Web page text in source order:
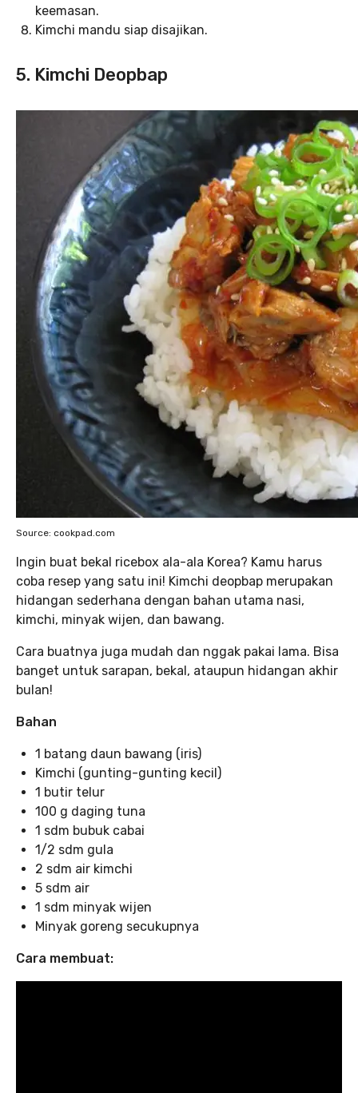
keemasan.
Kimchi mandu siap disajikan.
5. Kimchi Deopbap
Source: cookpad.com
Ingin buat bekal ricebox ala-ala Korea? Kamu harus
coba resep yang satu ini! Kimchi deopbap merupakan
hidangan sederhana dengan bahan utama nasi,
kimchi, minyak wijen, dan bawang.
Cara buatnya juga mudah dan nggak pakai lama. Bisa
banget untuk sarapan, bekal, ataupun hidangan akhir
bulan!
Bahan
1 batang daun bawang (iris)
Kimchi (gunting-gunting kecil)
1 butir telur
100 g daging tuna
1 sdm bubuk cabai
1/2 sdm gula
2 sdm air kimchi
5 sdm air
1 sdm minyak wijen
Minyak goreng secukupnya
Cara membuat: